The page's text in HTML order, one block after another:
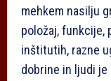
mehkem nasilju
položaj, funkcije,
inštitutih, razne
dobrine in ljudi